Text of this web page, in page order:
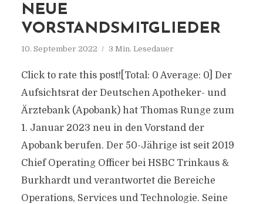
NEUE
VORSTANDSMITGLIEDER
10. September 2022 3 Min. Lesedauer
Click to rate this post![Total: 0 Average: 0] Der
Aufsichtsrat der Deutschen Apotheker- und
Ärztebank (Apobank) hat Thomas Runge zum
1. Januar 2023 neu in den Vorstand der
Apobank berufen. Der 50-Jährige ist seit 2019
Chief Operating Officer bei HSBC Trinkaus &
Burkhardt und verantwortet die Bereiche
Operations, Services und Technologie. Seine